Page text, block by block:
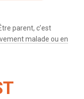
parent, c’est
malade ou en